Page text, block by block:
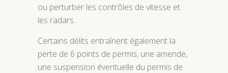
ou perturber les contrôles de vitesse et
les radars.
Certains délits entraînent également la
perte de 6 points de permis, une amende,
une suspension éventuelle du permis de